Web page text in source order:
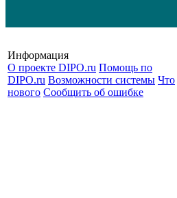
Информация
О проекте DIPO.ru Помощь по
DIPO.ru Возможности системы Что
нового Сообщить об ошибке